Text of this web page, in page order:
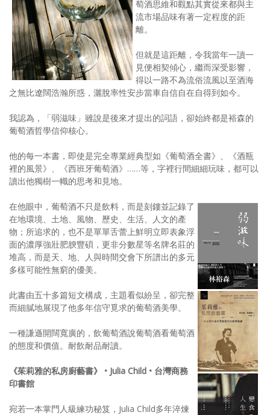
照相簿
影音區
創意出版服務
歷史區
個人著作
活動實況記錄
媒體報導一覽
合作與代言
訂閱電子報
萄酒思維和觀點其實從來都與主
流市場品味有著一定程度的距
離。
但就是這距離，令我當年一讀一
見便相契傾心，繼而深受影響，
得以一路不為流俗流風以至酒海
之無比遼闊浩瀚所惑，灑脫率性安步當車自信自在自得到如今。
我認為，「弱滋味」雖說是後來才提出的詞語，卻始終都是裕森的
葡萄酒哲學信仰核心。
他的每一本書，即使是完全專業經典型如《葡萄酒全書》、《酒瓶
裡的風景》、《西班牙葡萄酒》……等，字裡行間細細玩味，都可以
讀出他獨樹一幟的思考和見地。
在他眼中，葡萄酒不只是飲料，而是刻鏤並記錄了
在地環境、土地、風物、歷史、生活、人文的產
物；所追求的，也不是單單舌蕾上鮮明立即表象浮
面的濃厚強壯肥腴豐碩，更非分數星等名牌名莊的
堆高，而是天、地、人與時間交會下所譜出的多元
多樣可能性無窮的優美。
此書由五十多篇短文構成，主題看似紛呈，卻完整
而細膩地展現了他多年信守覓求的葡萄酒美學。
一種謙遜開闊寬廣的，飲葡萄酒說葡萄酒看葡萄酒
的態度和價值。耐飲耐品耐讀。
《茱莉雅的私房廚藝書》 • Julia Child • 台灣商務
印書館
宛若一本掌門人級練功秘笈，Julia Child多年淬煉